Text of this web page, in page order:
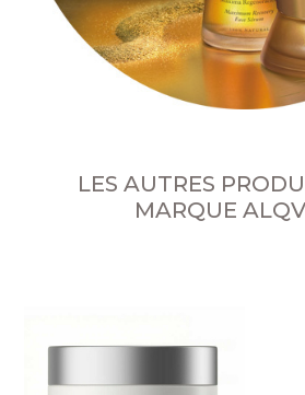
LES AUTRES
MARQUE